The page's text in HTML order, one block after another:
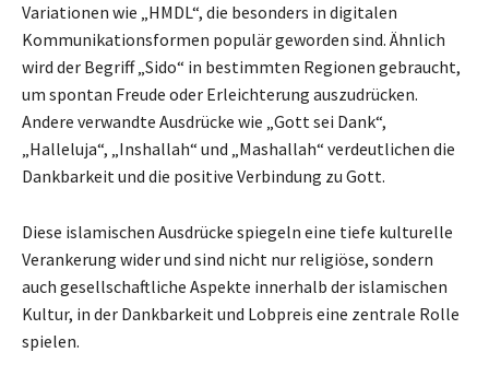
Variationen wie „HMDL“, die besonders in digitalen
Kommunikationsformen populär geworden sind. Ähnlich
wird der Begriff „Sido“ in bestimmten Regionen gebraucht,
um spontan Freude oder Erleichterung auszudrücken.
Andere verwandte Ausdrücke wie „Gott sei Dank“,
„Halleluja“, „Inshallah“ und „Mashallah“ verdeutlichen die
Dankbarkeit und die positive Verbindung zu Gott.
Diese islamischen Ausdrücke spiegeln eine tiefe kulturelle
Verankerung wider und sind nicht nur religiöse, sondern
auch gesellschaftliche Aspekte innerhalb der islamischen
Kultur, in der Dankbarkeit und Lobpreis eine zentrale Rolle
spielen.